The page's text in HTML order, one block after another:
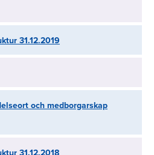
31.12.2019
och medborgarskap